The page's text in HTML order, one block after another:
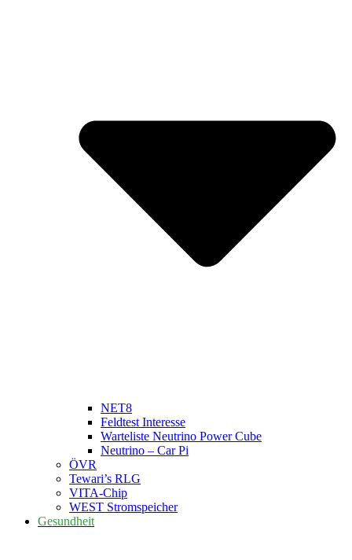
NET8
Feldtest Interesse
Warteliste Neutrino Power Cube
Neutrino – Car Pi
ÖVR
Tewari’s RLG
VITA-Chip
WEST Stromspeicher
Gesundheit